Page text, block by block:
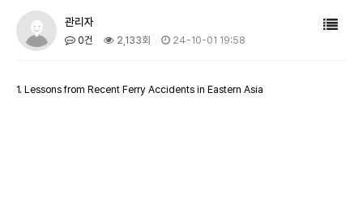
관리자
0건 2,133회 24-10-01 19:58
1. Lessons from Recent Ferry Accidents in Eastern Asia